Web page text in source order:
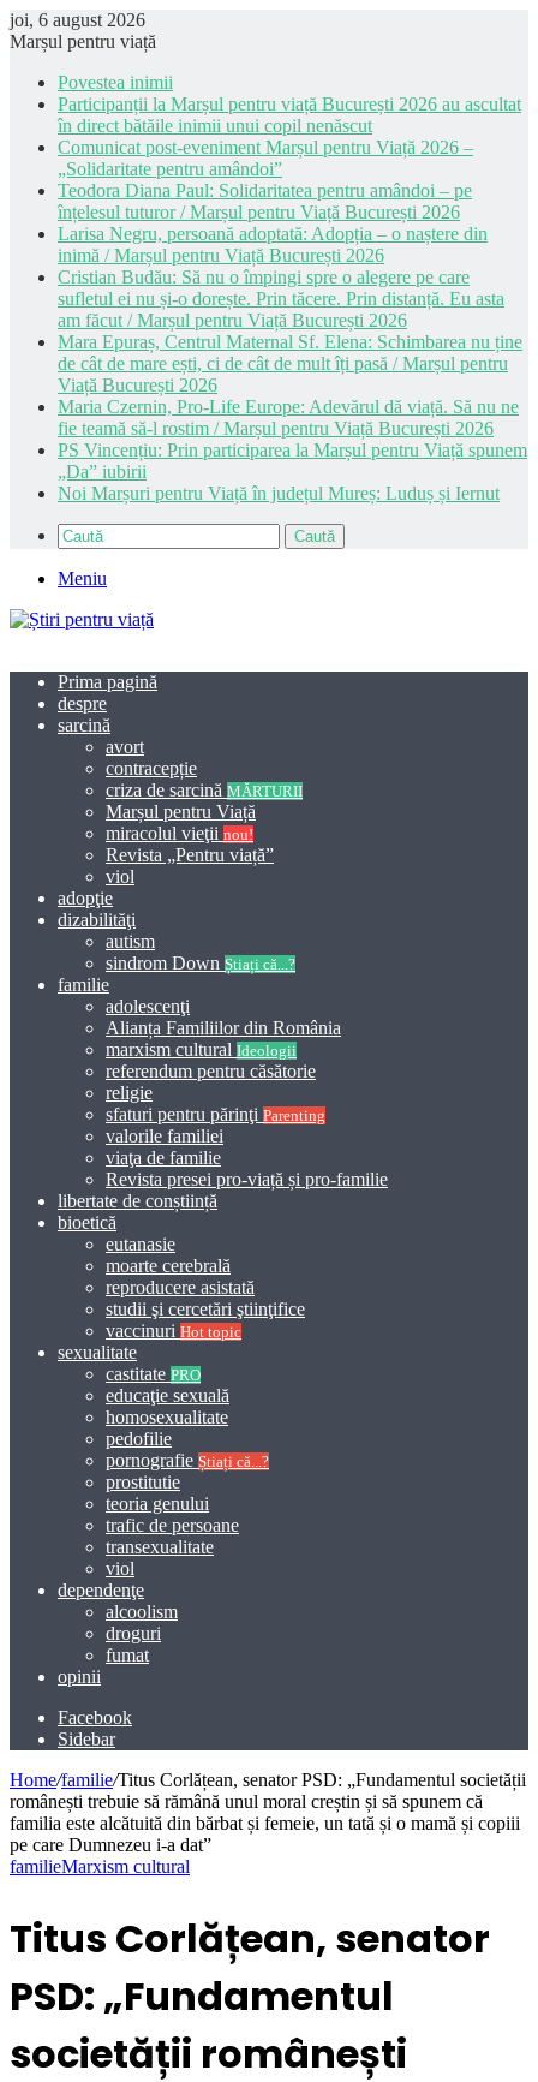
joi, 6 august 2026
Marșul pentru viață
Povestea inimii
Participanții la Marșul pentru viață București 2026 au ascultat
în direct bătăile inimii unui copil nenăscut
Comunicat post-eveniment Marșul pentru Viață 2026 –
„Solidaritate pentru amândoi”
Teodora Diana Paul: Solidaritatea pentru amândoi – pe
înțelesul tuturor / Marșul pentru Viață București 2026
Larisa Negru, persoană adoptată: Adopția – o naștere din
inimă / Marșul pentru Viață București 2026
Cristian Budău: Să nu o împingi spre o alegere pe care
sufletul ei nu și-o dorește. Prin tăcere. Prin distanță. Eu asta
am făcut / Marșul pentru Viață București 2026
Mara Epuraș, Centrul Maternal Sf. Elena: Schimbarea nu ține
de cât de mare ești, ci de cât de mult îți pasă / Marșul pentru
Viață București 2026
Maria Czernin, Pro-Life Europe: Adevărul dă viață. Să nu ne
fie teamă să-l rostim / Marșul pentru Viață București 2026
PS Vincențiu: Prin participarea la Marșul pentru Viață spunem
„Da” iubirii
Noi Marșuri pentru Viață în județul Mureș: Luduș și Iernut
Caută
Meniu
Prima pagină
despre
sarcină
avort
contracepție
criza de sarcină MĂRTURII
Marșul pentru Viață
miracolul vieţii nou!
Revista „Pentru viață”
viol
adopţie
dizabilităţi
autism
sindrom Down Știați că...?
familie
adolescenţi
Alianța Familiilor din România
marxism cultural Ideologii
referendum pentru căsătorie
religie
sfaturi pentru părinţi Parenting
valorile familiei
viaţa de familie
Revista presei pro-viață și pro-familie
libertate de conștiință
bioetică
eutanasie
moarte cerebrală
reproducere asistată
studii şi cercetări ştiinţifice
vaccinuri Hot topic
sexualitate
castitate PRO
educaţie sexuală
homosexualitate
pedofilie
pornografie Știați că...?
prostitutie
teoria genului
trafic de persoane
transexualitate
viol
dependenţe
alcoolism
droguri
fumat
opinii
Facebook
Sidebar
Home/familie/Titus Corlățean, senator PSD: „Fundamentul societății
românești trebuie să rămână unul moral creștin și să spunem că
familia este alcătuită din bărbat și femeie, un tată și o mamă și copiii
pe care Dumnezeu i-a dat”
familieMarxism cultural
Titus Corlățean, senator
PSD: „Fundamentul
societății românești